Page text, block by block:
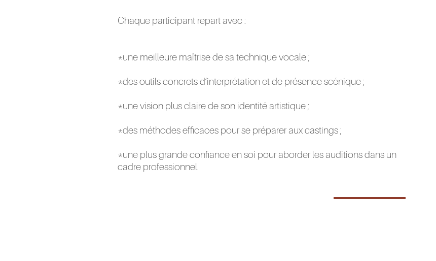
Chaque participant repart avec :
*une meilleure maîtrise de sa technique vocale ;
*des outils concrets d’interprétation et de présence scénique ;
*une vision plus claire de son identité artistique ;
*des méthodes efficaces pour se préparer aux castings ;
*une plus grande confiance en soi pour aborder les auditions dans un
cadre professionnel.